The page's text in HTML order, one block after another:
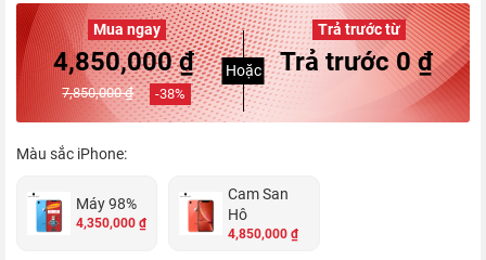
Mua ngay
4,850,000 ₫
7,850,000 ₫ -38%
Hoặc
Trả trước từ
Trả trước 0 ₫
Màu sắc iPhone:
Máy 98%
4,350,000 ₫
Cam San
Hô
4,850,000 ₫